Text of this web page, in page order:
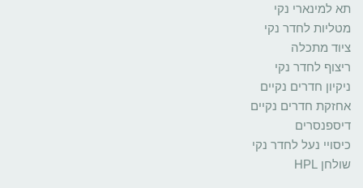
תא למינארי נקי
מטליות לחדר נקי
ציוד מתכלה
ריצוף לחדר נקי
ניקיון חדרים נקיים
אחזקת חדרים נקיים
דיספנסרים
כיסויי נעל לחדר נקי
שולחן HPL